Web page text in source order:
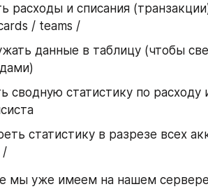
расходы и списания
/ teams /
данные в таблицу (чтобы
сводную статистику по
статистику в разрезе всех
/
мы уже имеем на нашем